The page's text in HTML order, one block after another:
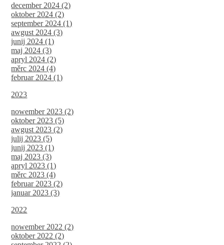
december 2024 (2)
oktober 2024 (2)
september 2024 (1)
awgust 2024 (3)
junij 2024 (1)
maj 2024 (3)
apryl 2024 (2)
měrc 2024 (4)
februar 2024 (1)
2023
nowember 2023 (2)
oktober 2023 (5)
awgust 2023 (2)
julij 2023 (5)
junij 2023 (1)
maj 2023 (3)
apryl 2023 (1)
měrc 2023 (4)
februar 2023 (2)
januar 2023 (3)
2022
nowember 2022 (2)
oktober 2022 (2)